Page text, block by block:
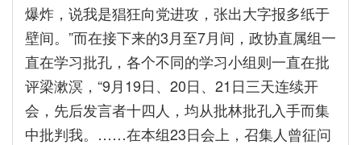
爆炸，说我是猖狂向党进攻，张出大字报多纸于
壁间。”而在接下来的3月至7月间，政协直属组一
直在学习批孔，各个不同的学习小组则一直在批
评梁漱溟，“9月19日、20日、21日三天连续开
会，先后发言者十四人，均从批林批孔入手而集
中批判我。……在本组23日会上，召集人曾征问